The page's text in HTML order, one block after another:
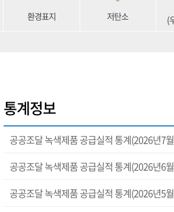
환경표지 저탄소
(
통계정보
공공조달 녹색제품 공급실적 통계(2026년7
공공조달 녹색제품 공급실적 통계(2026년6
공공조달 녹색제품 공급실적 통계(2026년5